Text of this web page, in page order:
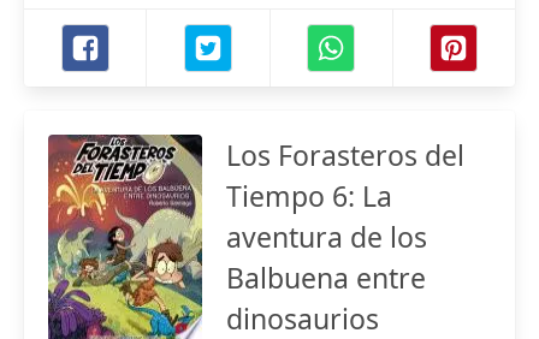
Los Forasteros del
Tiempo 6: La
aventura de los
Balbuena entre
dinosaurios